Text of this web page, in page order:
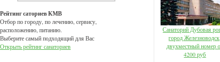
Рейтинг саториев КМВ
Отбор по городу, по лечению, сервису,
расположению, питанию.
Выберите самый подходящий для Вас
Открыть рейтинг санаториев
Санаторий Дубовая
город
двухместный номер
4200 руб